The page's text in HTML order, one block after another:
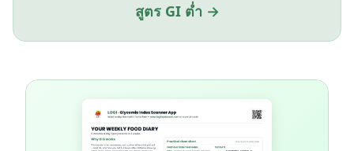
สูตร GI ต่ำ →